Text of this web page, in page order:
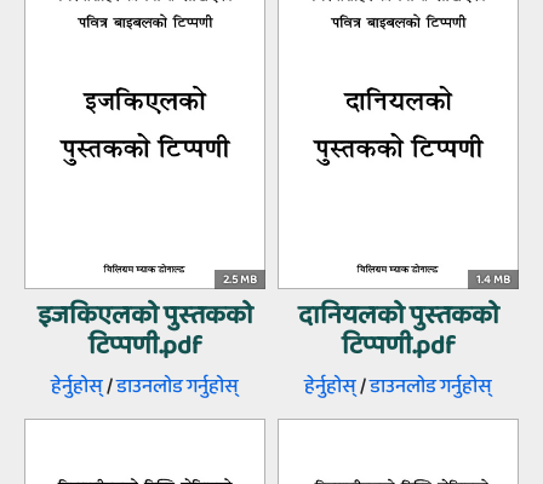
2.5 MB
इजकिएलको पुस्‍तकको
टिप्‍पणी.pdf
हेर्नुहोस्‌/डाउनलोड गर्नुहोस्‌
1.4 MB
दानियलको पुस्‍तकको
टिप्‍पणी.pdf
हेर्नुहोस्‌/डाउनलोड गर्नुहोस्‌